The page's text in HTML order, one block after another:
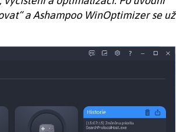
a Ashampoo WinOptimizer se už